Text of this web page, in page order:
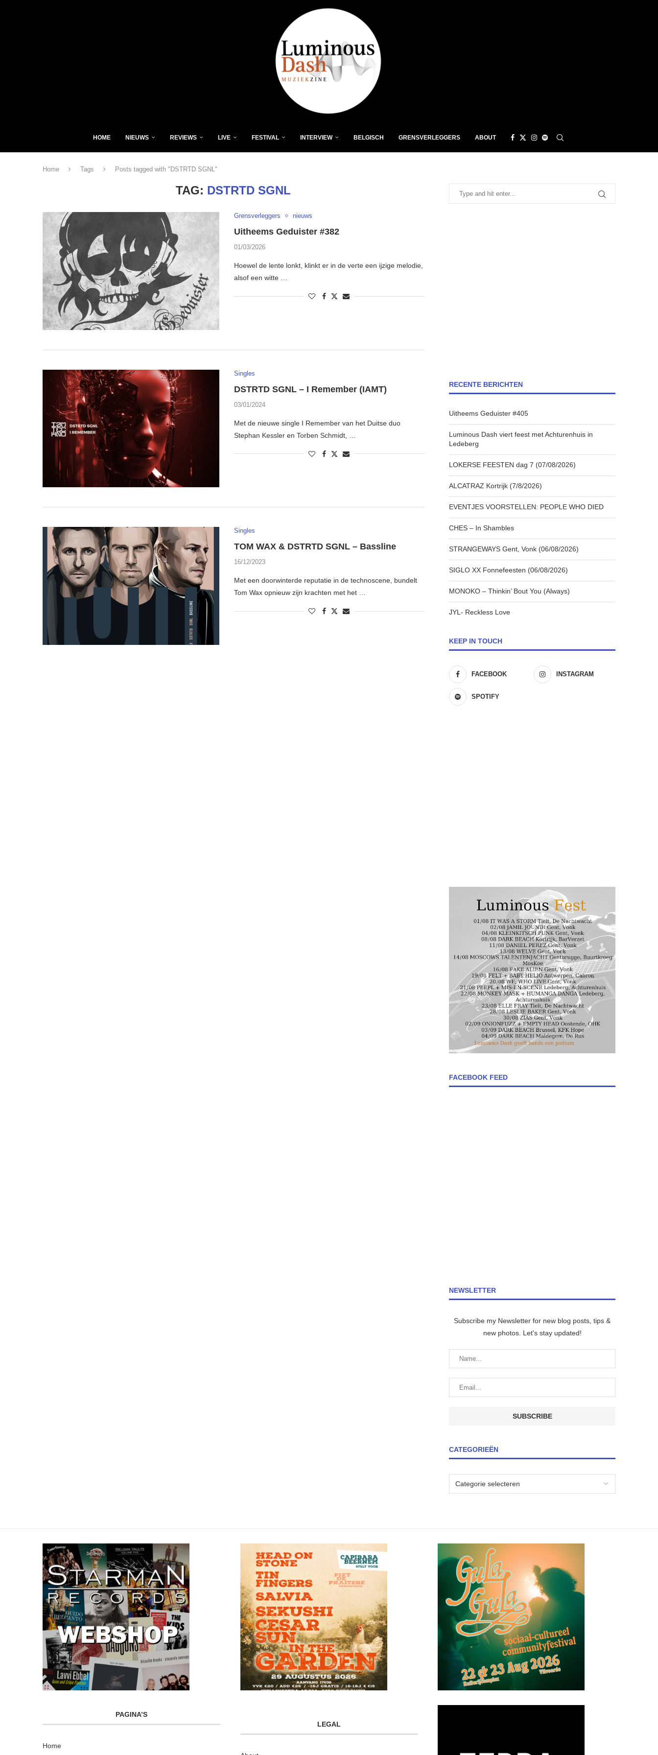
HOME NIEUWS REVIEWS LIVE FESTIVAL INTERVIEW BELGISCH GRENSVERLEGGERS ABOUT
Home Tags Posts tagged with "DSTRTD SGNL"
TAG: DSTRTD SGNL
Grensverleggers nieuws
Uitheems Geduister #382
01/03/2026
Hoewel de lente lonkt, klinkt er in de verte een ijzige melodie,
alsof een witte …
Singles
DSTRTD SGNL – I Remember (IAMT)
03/01/2024
Met de nieuwe single I Remember van het Duitse duo
Stephan Kessler en Torben Schmidt, …
Singles
TOM WAX & DSTRTD SGNL – Bassline
16/12/2023
Met een doorwinterde reputatie in de technoscene, bundelt
Tom Wax opnieuw zijn krachten met het …
RECENTE BERICHTEN
Uitheems Geduister #405
Luminous Dash viert feest met Achturenhuis in
Ledeberg
LOKERSE FEESTEN dag 7 (07/08/2026)
ALCATRAZ Kortrijk (7/8/2026)
EVENTJES VOORSTELLEN: PEOPLE WHO DIED
CHES – In Shambles
STRANGEWAYS Gent, Vonk (06/08/2026)
SIGLO XX Fonnefeesten (06/08/2026)
MONOKO – Thinkin’ Bout You (Always)
JYL- Reckless Love
KEEP IN TOUCH
FACEBOOK INSTAGRAM
SPOTIFY
FACEBOOK FEED
NEWSLETTER
Subscribe my Newsletter for new blog posts, tips &
new photos. Let's stay updated!
CATEGORIEËN
PAGINA’S
Home
LEGAL